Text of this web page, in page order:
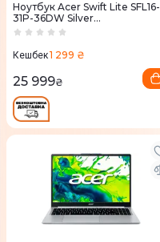
Ноутбук Acer Swift Lite SFL16-
31P-36DW Silver
(NX.D4WEU.002)
Кешбек1 299 ₴
25 999₴